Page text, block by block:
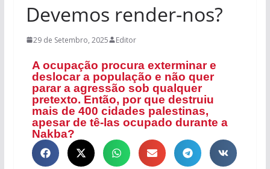
Devemos render-nos?
29 de Setembro, 2025 Editor
A ocupação procura exterminar e
deslocar a população e não quer
parar a agressão sob qualquer
pretexto. Então, por que destruiu
mais de 400 cidades palestinas,
apesar de tê-las ocupado durante a
Nakba?